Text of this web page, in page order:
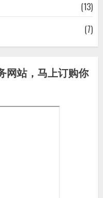
(13)
(7)
网站，马上订购你